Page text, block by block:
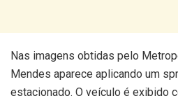
Nas imagens obtidas pelo
Mendes aparece aplicando um
estacionado. O veículo é exibido